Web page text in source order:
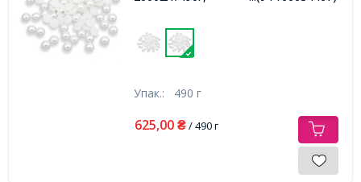
Упак.: 490 г
625,00 ₴/ 490 г